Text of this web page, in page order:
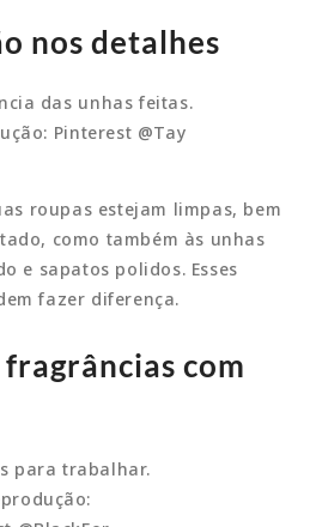
nos detalhes
Pinterest @Tay
roupas estejam limpas, bem
como também às unhas
e sapatos polidos. Esses
fazer diferença.
com